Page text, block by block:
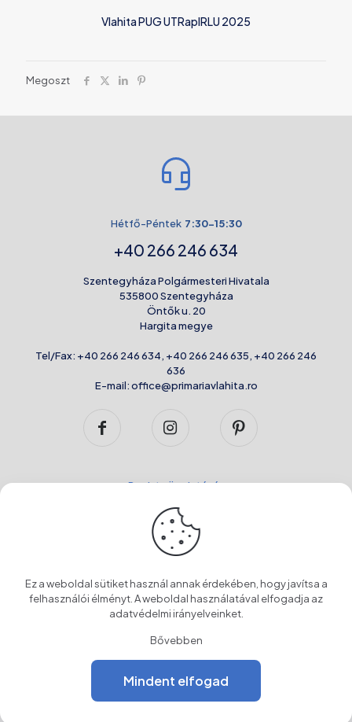
Vlahita PUG UTRaplRLU 2025
Megoszt
Hétfő-Péntek 7:30-15:30
+40 266 246 634
Szentegyháza Polgármesteri Hivatala
535800 Szentegyháza
Öntők u. 20
Hargita megye
Tel/Fax: +40 266 246 634, +40 266 246 635, +40 266 246
636
E-mail:office@primariavlahita.ro
Regista ügyintézés
Kérelmek ellenőrzése
Elektronikus űrlapok
Panaszok
Helyi hivatalos közlöny
Hasznos linkek
A város
Ez a weboldal sütiket használ annak érdekében, hogy javítsa a
felhasználói élményt. A weboldal használatával elfogadja az
adatvédelmi irányelveinket.
Bővebben
Mindent elfogad